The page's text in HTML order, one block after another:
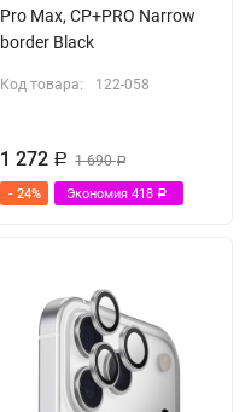
Pro Max, CP+PRO Narrow
border Black
Код товара: 122-058
1 272 Р 1 690Р
- 24% Экономия 418 Р